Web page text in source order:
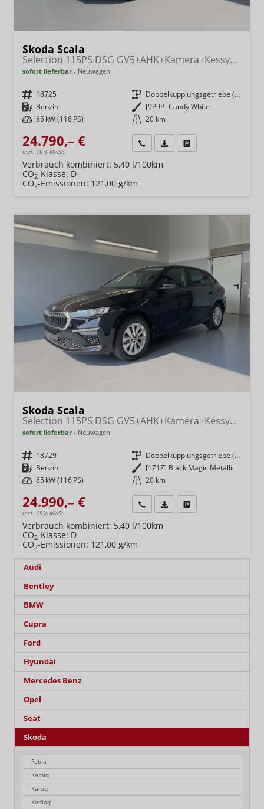
Skoda Scala
Selection 115PS DSG GV5+AHK+Kamera+Kessy+PDC+Sitzheiz+Alu16+Climatronic
sofort lieferbar Neuwagen
Fahrzeugnr. 18725 Getriebe
Doppelkupplungsgetriebe (DSG)
Kraftstoff Benzin Außenfarbe [9P9P] Candy White
Leistung 85 kW (116 PS) Kilometerstand 20 km
24.790,– €
incl. 19% MwSt.
Wir rufen Sie anFahrzeugexposé (PDF)
Verbrauch kombiniert: 5,40 l/100km
CO2-Klasse: D
CO2-Emissionen: 121,00 g/km
Skoda Scala
Selection 115PS DSG GV5+AHK+Kamera+Kessy+PDC+Sitzheiz+Alu16+Climatronic
sofort lieferbar Neuwagen
Fahrzeugnr. 18729 Getriebe
Doppelkupplungsgetriebe (DSG)
Kraftstoff Benzin Außenfarbe [1Z1Z] Black Magic Metallic
Leistung 85 kW (116 PS) Kilometerstand 20 km
24.990,– €
incl. 19% MwSt.
Wir rufen Sie anFahrzeugexposé (PDF)
Verbrauch kombiniert: 5,40 l/100km
CO2-Klasse: D
CO2-Emissionen: 121,00 g/km
Audi
Bentley
BMW
Cupra
Ford
Hyundai
Mercedes Benz
Opel
Seat
Skoda
Fabia
Kamiq
Karoq
Kodiaq